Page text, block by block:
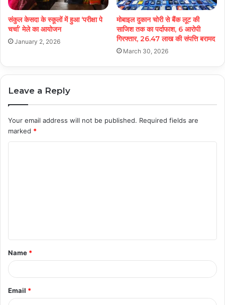
संकुल केसदा के स्कूलों में हुआ ‘परीक्षा पे
चर्चा’ मेले का आयोजन
January 2, 2026
मोबाइल दुकान चोरी से बैंक लूट की
साजिश तक का पर्दाफाश, 6 आरोपी
गिरफ्तार, 26.47 लाख की संपत्ति बरामद
March 30, 2026
Leave a Reply
Your email address will not be published. Required fields are
marked *
t
*
Name *
Email *